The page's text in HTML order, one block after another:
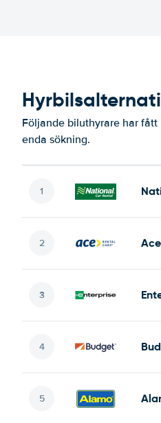
Följande biluthyrare har
enda sökning.